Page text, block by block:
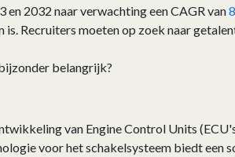
2032 naar verwachting een CAGR van
Recruiters moeten op zoek naar
belangrijk?
van Engine Control Units
voor het schakelsysteem biedt een